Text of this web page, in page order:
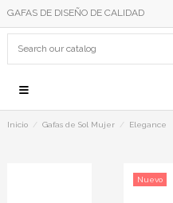
GAFAS DE DISEÑO DE CALIDAD
Inicio Gafas de Sol Mujer Elegance
Nuevo